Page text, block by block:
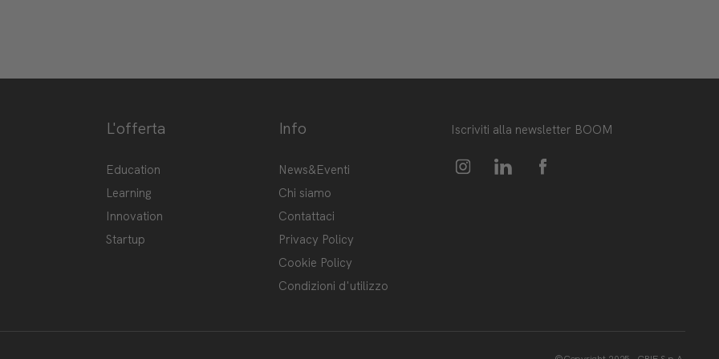
L'offerta
Education
Learning
Innovation
Startup
Info
News&Eventi
Chi siamo
Contattaci
Privacy Policy
Cookie Policy
Condizioni d'utilizzo
Iscriviti alla newsletter BOOM
hub/